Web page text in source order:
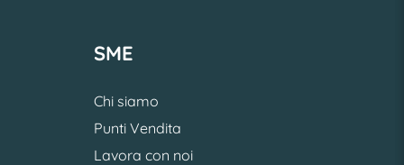
SME
Chi siamo
Punti Vendita
Lavora con noi